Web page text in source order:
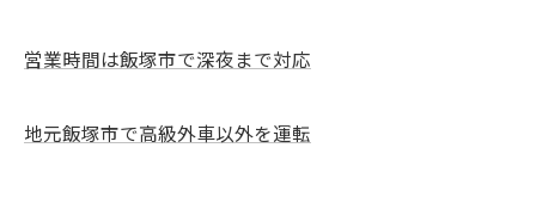
営業時間は飯塚市で深夜まで対応
地元飯塚市で高級外車以外を運転